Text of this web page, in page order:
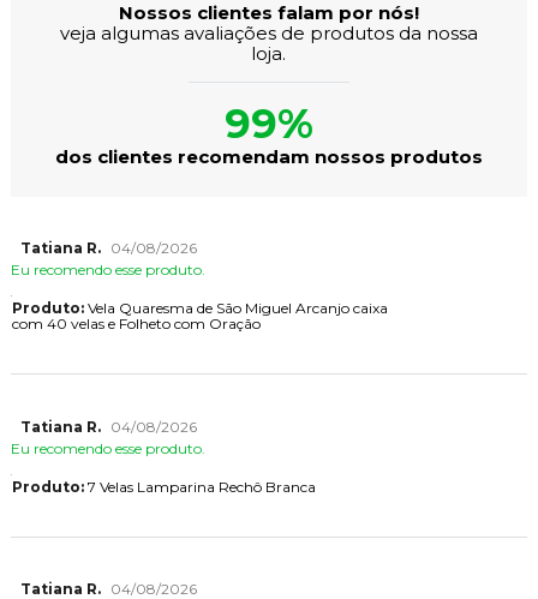
Nossos clientes falam por nós!
veja algumas avaliações de produtos da nossa
loja.
99%
dos clientes recomendam nossos produtos
Tatiana R.
04/08/2026
Eu recomendo esse produto.
Produto:Vela Quaresma de São Miguel Arcanjo caixa
com 40 velas e Folheto com Oração
Tatiana R.
04/08/2026
Eu recomendo esse produto.
Produto:7 Velas Lamparina Rechô Branca
Tatiana R. 04/08/2026